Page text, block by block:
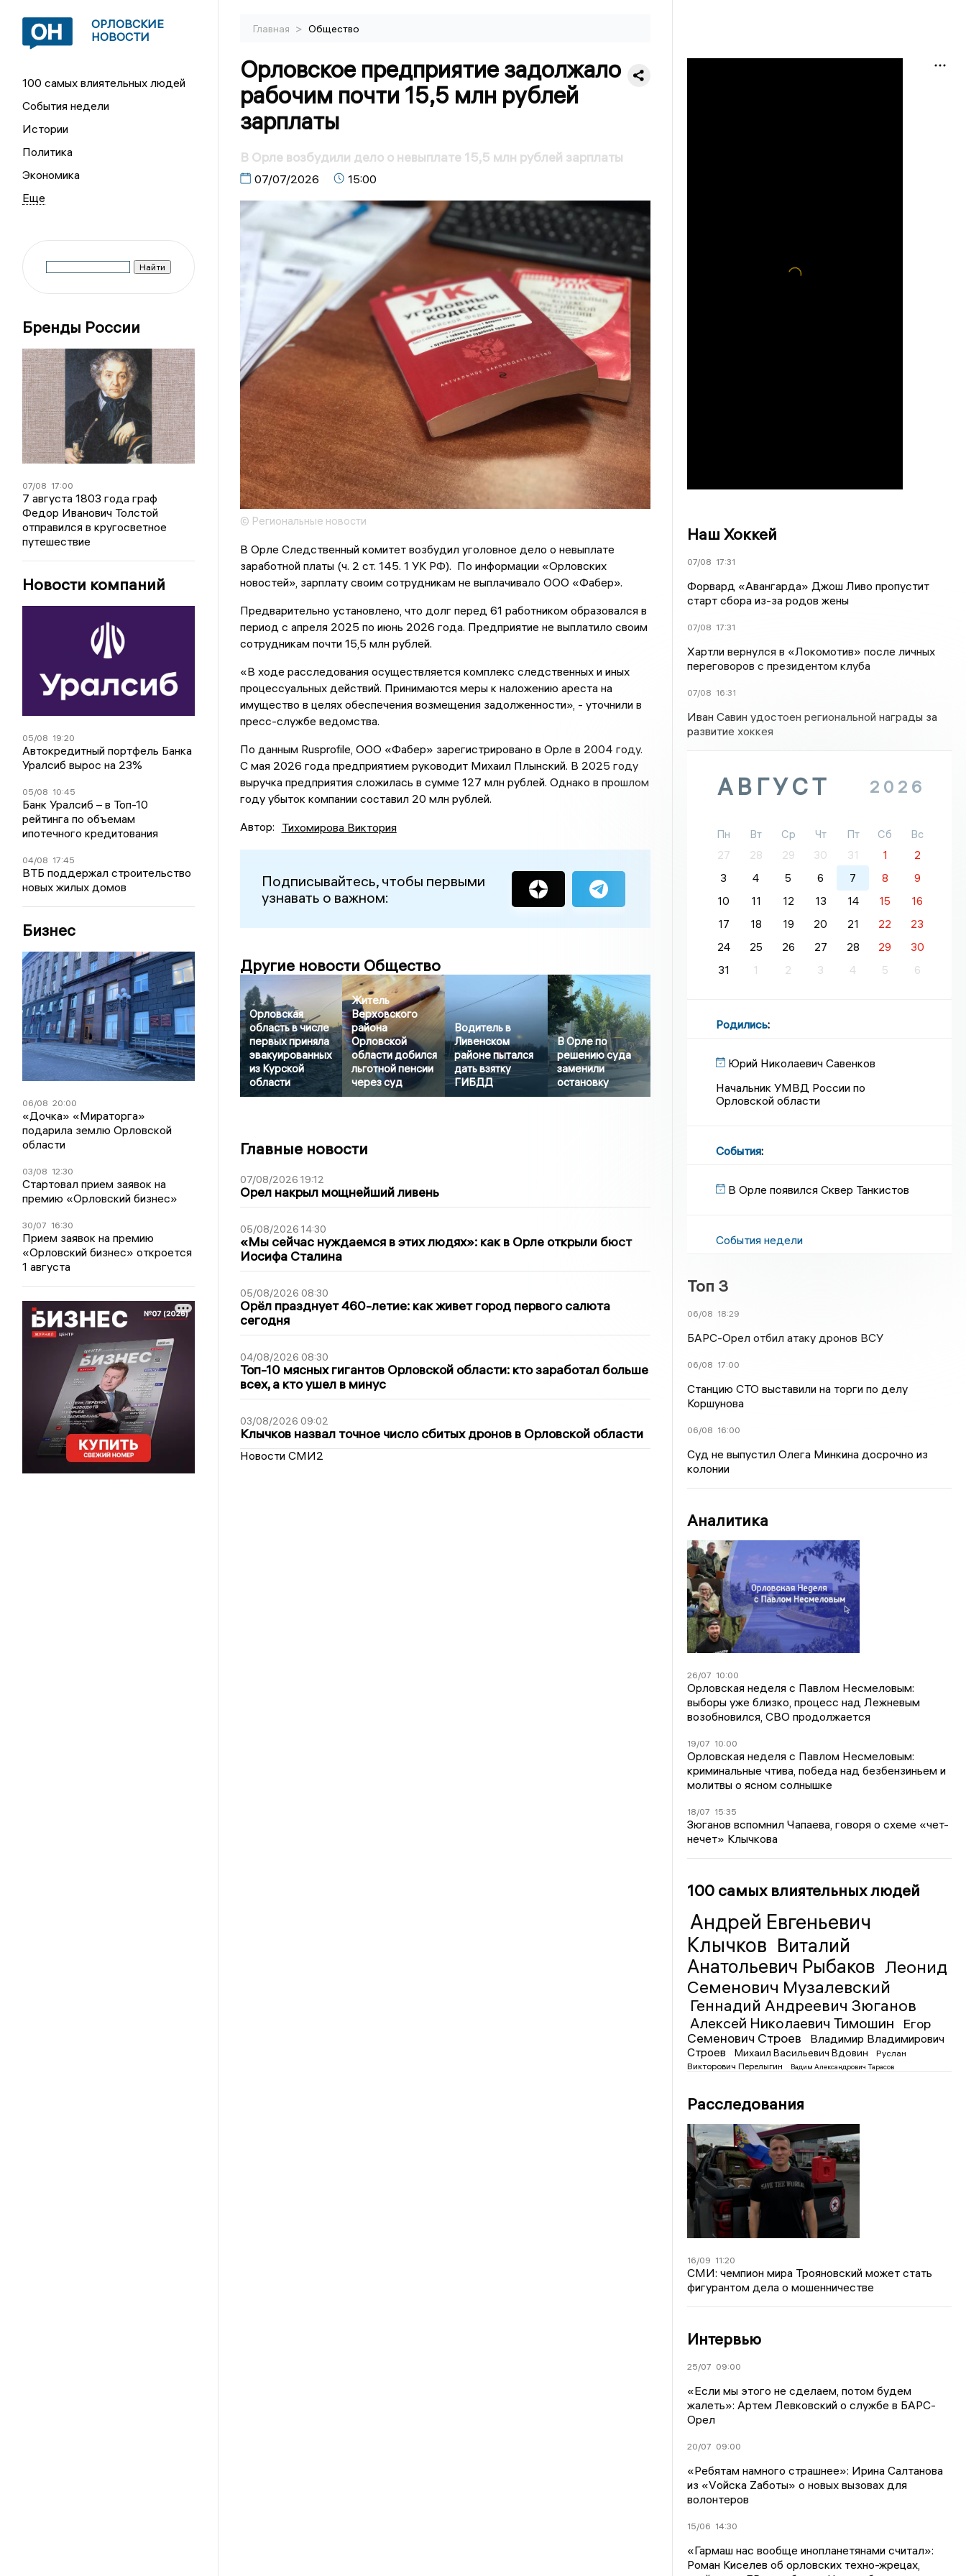
ОРЛОВСКИЕ
НОВОСТИ
100 самых влиятельных людей
События недели
Истории
Политика
Экономика
Бренды России
07/08 17:00
7 августа 1803 года граф
Федор Иванович Толстой
отправился в кругосветное
путешествие
Новости компаний
05/08 19:20
Автокредитный портфель Банка
Уралсиб вырос на 23%
05/08 10:45
Банк Уралсиб – в Топ-10
рейтинга по объемам
ипотечного кредитования
04/08 17:45
ВТБ поддержал строительство
новых жилых домов
Бизнес
06/08 20:00
«Дочка» «Мираторга»
подарила землю Орловской
области
03/08 12:30
Стартовал прием заявок на
премию «Орловский бизнес»
30/07 16:30
Прием заявок на премию
«Орловский бизнес» откроется
1 августа
Главная > Общество
Орловское предприятие задолжало
рабочим почти 15,5 млн рублей
зарплаты
В Орле возбудили дело о невыплате 15,5 млн рублей зарплаты
07/07/2026 15:00
© Региональные новости
В Орле Следственный комитет возбудил уголовное дело о невыплате
заработной платы (ч. 2 ст. 145. 1 УК РФ). По информации «Орловских
новостей», зарплату своим сотрудникам не выплачивало ООО «Фабер».
Предварительно установлено, что долг перед 61 работником образовался в
период с апреля 2025 по июнь 2026 года. Предприятие не выплатило своим
сотрудникам почти 15,5 млн рублей.
«В ходе расследования осуществляется комплекс следственных и иных
процессуальных действий. Принимаются меры к наложению ареста на
имущество в целях обеспечения возмещения задолженности», - уточнили в
пресс-службе ведомства.
По данным Rusprofile, ООО «Фабер» зарегистрировано в Орле в 2004 году.
С мая 2026 года предприятием руководит Михаил Плынский. В 2025 году
выручка предприятия сложилась в сумме 127 млн рублей. Однако в прошлом
году убыток компании составил 20 млн рублей.
Автор: Тихомирова Виктория
Подписывайтесь, чтобы первыми
узнавать о важном:
Другие новости Общество
Орловская
область в числе
первых приняла
эвакуированных
из Курской
области
Житель
Верховского
района
Орловской
области добился
льготной пенсии
через суд
Водитель в
Ливенском
районе пытался
дать взятку
ГИБДД
В Орле по
решению суда
заменили
остановку
Главные новости
07/08/2026 19:12
Орел накрыл мощнейший ливень
05/08/2026 14:30
«Мы сейчас нуждаемся в этих людях»: как в Орле открыли бюст
Иосифа Сталина
05/08/2026 08:30
Орёл празднует 460-летие: как живет город первого салюта
сегодня
04/08/2026 08:30
Топ-10 мясных гигантов Орловской области: кто заработал больше
всех, а кто ушел в минус
03/08/2026 09:02
Клычков назвал точное число сбитых дронов в Орловской области
Новости СМИ2
Наш Хоккей
07/08 17:31
Форвард «Авангарда» Джош Ливо пропустит
старт сбора из-за родов жены
07/08 17:31
Хартли вернулся в «Локомотив» после личных
переговоров с президентом клуба
07/08 16:31
Иван Савин удостоен региональной награды за
развитие хоккея
АВГУСТ 2026
Пн Вт Ср Чт Пт Сб
Вс
27
28 29 30 31 1
2
3
4 5 6 7 8
9
10
11 12 13 14 15
16
17
18 19 20 21 22
23
24
25 26 27 28 29
30
31
1 2 3 4 5 6
Родились:
Юрий Николаевич Савенков
Начальник УМВД России по
Орловской области
События:
В Орле появился Сквер Танкистов
События недели
Топ 3
06/08 18:29
БАРС-Орел отбил атаку дронов ВСУ
06/08 17:00
Станцию СТО выставили на торги по делу
Коршунова
06/08 16:00
Суд не выпустил Олега Минкина досрочно из
колонии
Аналитика
26/07 10:00
Орловская неделя с Павлом Несмеловым:
выборы уже близко, процесс над Лежневым
возобновился, СВО продолжается
19/07 10:00
Орловская неделя с Павлом Несмеловым:
криминальные чтива, победа над безбензиньем и
молитвы о ясном солнышке
18/07 15:35
Зюганов вспомнил Чапаева, говоря о схеме «чет-
нечет» Клычкова
100 самых влиятельных людей
Андрей Евгеньевич
Клычков Виталий
Анатольевич Рыбаков Леонид
Семенович Музалевский
Геннадий Андреевич Зюганов
Алексей Николаевич Тимошин
Егор
Семенович Строев
Владимир Владимирович
Строев
Михаил Васильевич Вдовин
Руслан
Викторович Перелыгин
Вадим Александрович Тарасов
Расследования
16/09 11:20
СМИ: чемпион мира Трояновский может стать
фигурантом дела о мошенничестве
Интервью
25/07 09:00
«Если мы этого не сделаем, потом будем
жалеть»: Артем Левковский о службе в БАРС-
Орел
20/07 09:00
«Ребятам намного страшнее»: Ирина Салтанова
из «Vойска Zаботы» о новых вызовах для
волонтеров
15/06 14:30
«Гармаш нас вообще инопланетянами считал»:
Роман Киселев об орловских техно-жрецах,